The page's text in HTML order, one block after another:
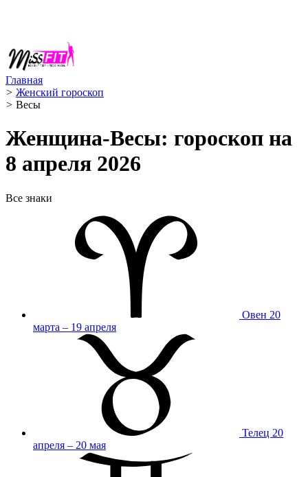
Главная
> Женский гороскоп
> Весы ️
Женщина-Весы: гороскоп на
8 апреля 2026
Все знаки
Овен 20
марта – 19 апреля
Телец 20
апреля – 20 мая